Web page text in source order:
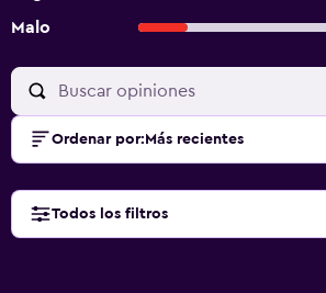
Malo
Ordenar por: Más recientes
Todos los filtros